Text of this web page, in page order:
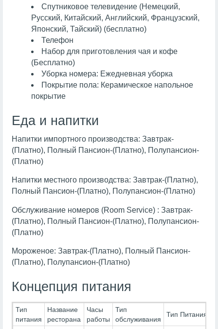
Спутниковое телевидение (Немецкий,
Русский, Китайский, Английский, Французский,
Японский, Тайский) (бесплатно)
Телефон
Набор для приготовления чая и кофе
(Бесплатно)
Уборка номера: Ежедневная уборка
Покрытие пола: Керамическое напольное
покрытие
Еда и напитки
Напитки импортного производства: Завтрак-
(Платно), Полный Пансион-(Платно), Полупансион-
(Платно)
Напитки местного производства: Завтрак-(Платно),
Полный Пансион-(Платно), Полупансион-(Платно)
Обслуживание номеров (Room Service) : Завтрак-
(Платно), Полный Пансион-(Платно), Полупансион-
(Платно)
Мороженое: Завтрак-(Платно), Полный Пансион-
(Платно), Полупансион-(Платно)
Концепция питания
Тип
питания
Название
ресторана
Часы
работы
Тип
обслуживания
Тип Питания